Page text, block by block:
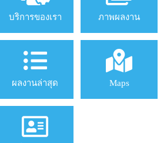
บริการของเรา ภาพผลงาน
ผลงานล่าสุด Maps